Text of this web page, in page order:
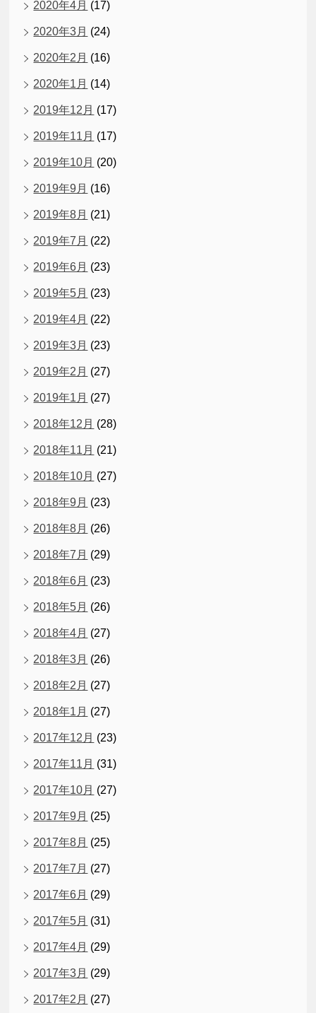
2020年4月 (17)
2020年3月 (24)
2020年2月 (16)
2020年1月 (14)
2019年12月 (17)
2019年11月 (17)
2019年10月 (20)
2019年9月 (16)
2019年8月 (21)
2019年7月 (22)
2019年6月 (23)
2019年5月 (23)
2019年4月 (22)
2019年3月 (23)
2019年2月 (27)
2019年1月 (27)
2018年12月 (28)
2018年11月 (21)
2018年10月 (27)
2018年9月 (23)
2018年8月 (26)
2018年7月 (29)
2018年6月 (23)
2018年5月 (26)
2018年4月 (27)
2018年3月 (26)
2018年2月 (27)
2018年1月 (27)
2017年12月 (23)
2017年11月 (31)
2017年10月 (27)
2017年9月 (25)
2017年8月 (25)
2017年7月 (27)
2017年6月 (29)
2017年5月 (31)
2017年4月 (29)
2017年3月 (29)
2017年2月 (27)